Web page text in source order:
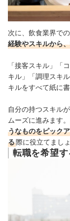
次に、飲食業界で
経験やスキルから
「接客スキル」「
キル」「調理スキ
キルをすべて紙に
自分の持つスキル
ムーズに進みます。
うなものをピック
る際に役立てましょ
転職を希望